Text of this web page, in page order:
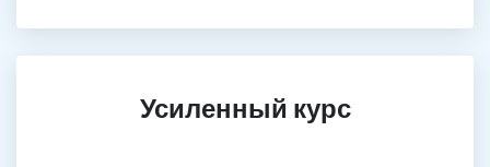
Усиленный курс